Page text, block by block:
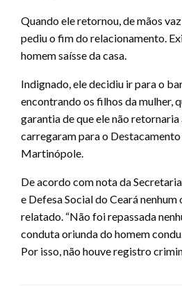
Quando ele retornou, de mãos
pediu o fim do relacionamento.
homem saísse da casa.
Indignado, ele decidiu ir para o
encontrando os filhos da mulher,
garantia de que ele não retornaria
carregaram para o
Martinópole.
De acordo com nota da
e Defesa Social do Ceará
relatado. “Não foi repassada
conduta oriunda do homem
Por isso, não houve registro